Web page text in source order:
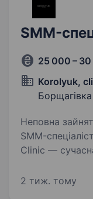
SMM-
25 000 –
Korolyuk,
Борщагівка
Неповна
SMM-
Clinic —
та створює
2 тиж. тому